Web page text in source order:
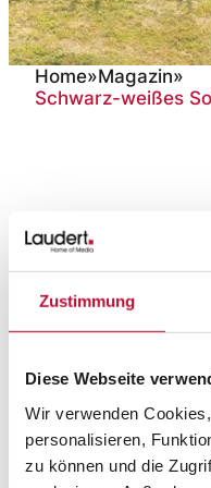
Zustimmung
Diese Webseite
Wir verwenden
personalisieren,
zu können und die
Home»Magazin»
Schwarz-weißes
170
Am 17. Juni feierten
sowie die